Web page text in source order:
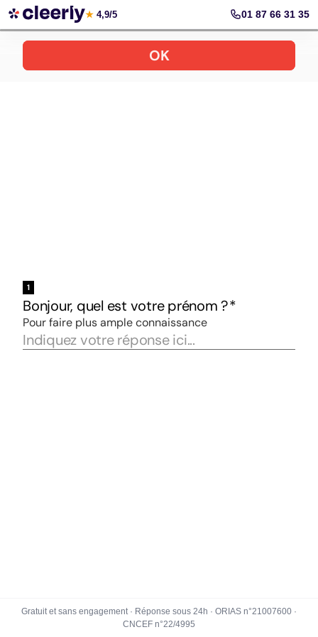
Votre simulation gratuite et personnalisée
★ 4,9/5 01 87 66 31 35
Gratuit et sans engagement · Réponse sous 24h · ORIAS n°21007600 ·
CNCEF n°22/4995